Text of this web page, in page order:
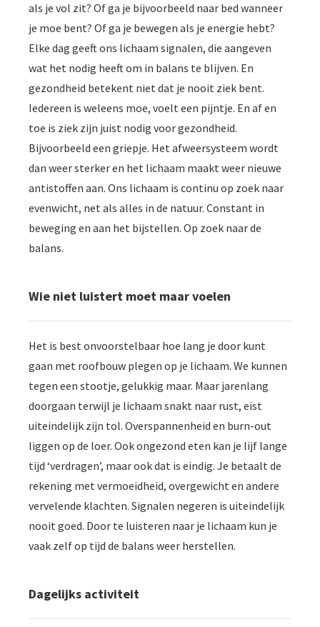
als je vol zit? Of ga je bijvoorbeeld naar bed wanneer
je moe bent? Of ga je bewegen als je energie hebt?
Elke dag geeft ons lichaam signalen, die aangeven
wat het nodig heeft om in balans te blijven. En
gezondheid betekent niet dat je nooit ziek bent.
Iedereen is weleens moe, voelt een pijntje. En af en
toe is ziek zijn juist nodig voor gezondheid.
Bijvoorbeeld een griepje. Het afweersysteem wordt
dan weer sterker en het lichaam maakt weer nieuwe
antistoffen aan. Ons lichaam is continu op zoek naar
evenwicht, net als alles in de natuur. Constant in
beweging en aan het bijstellen. Op zoek naar de
balans.
Wie niet luistert moet maar voelen
Het is best onvoorstelbaar hoe lang je door kunt
gaan met roofbouw plegen op je lichaam. We kunnen
tegen een stootje, gelukkig maar. Maar jarenlang
doorgaan terwijl je lichaam snakt naar rust, eist
uiteindelijk zijn tol. Overspannenheid en burn-out
liggen op de loer. Ook ongezond eten kan je lijf lange
tijd ‘verdragen’, maar ook dat is eindig. Je betaalt de
rekening met vermoeidheid, overgewicht en andere
vervelende klachten. Signalen negeren is uiteindelijk
nooit goed. Door te luisteren naar je lichaam kun je
vaak zelf op tijd de balans weer herstellen.
Dagelijks activiteit